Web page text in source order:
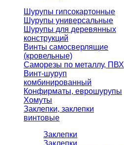
Шурупы гипсокартонные
Шурупы универсальные
Шурупы для деревянных
конструкций
Винты самосверлящие
(кровельные)
Саморезы по металлу, ПВХ
Винт-шуруп
комбинированный
Конфирматы, еврошурупы
Хомуты
Заклепки, заклепки
винтовые
Заклепки